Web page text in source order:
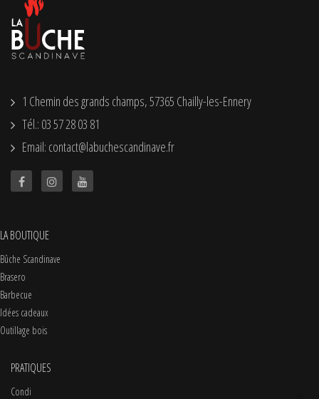
1 Chemin des grands champs, 57365 Chailly-les-Ennery
Tél.: 03 57 28 03 81
Email: contact@labuchescandinave.fr
LA BOUTIQUE
Bûche Scandinave
Brasero
Barbecue
Idées cadeaux
Outillage bois
PRATIQUES
Conditions d'utilisations